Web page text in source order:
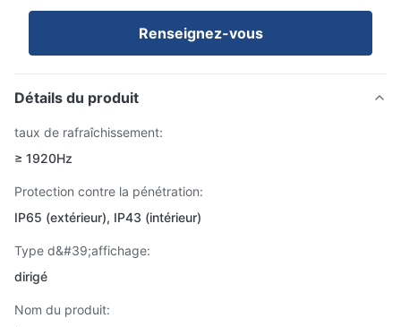
Renseignez-vous
Détails du produit
taux de rafraîchissement:
≥ 1920Hz
Protection contre la pénétration:
IP65 (extérieur), IP43 (intérieur)
Type d&#39;affichage:
dirigé
Nom du produit: